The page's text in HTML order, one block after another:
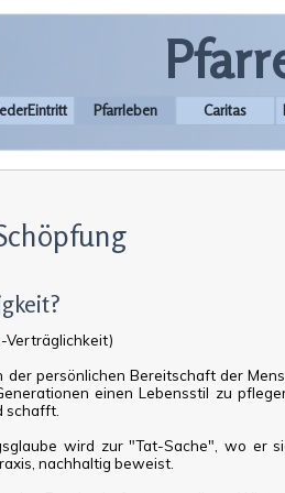
Pfarrleben Caritas
Verträglichkeit)
der persönlichen Bereitschaft der
einen Lebensstil zu
schafft.
wird zur "Tat-Sache", wo er
nachhaltig beweist.